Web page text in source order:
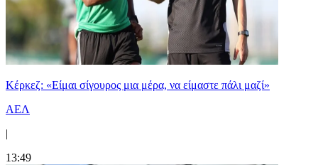
Κέρκεζ: «Είμαι σίγουρος μια μέρα, να είμαστε πάλι μαζί»
ΑΕΛ
|
13:49